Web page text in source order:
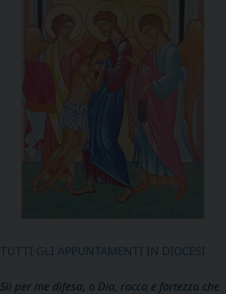
TUTTI GLI APPUNTAMENTI IN DIOCESI
Sii per me difesa, o Dio, rocca e fortezza che